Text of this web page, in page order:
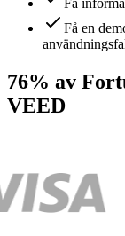
Få
Få en
76% av
VEED